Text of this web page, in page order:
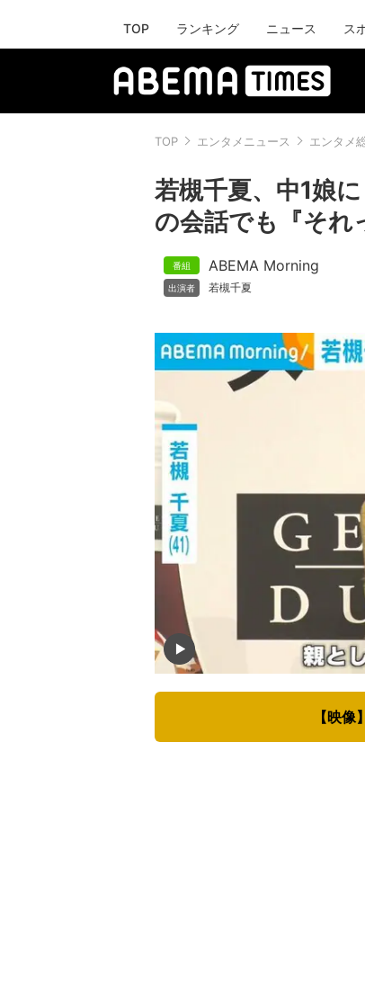
TOP ランキング ニュース ス
TOP エンタメニュース エンタメ
若槻千夏、中1娘
の会話でも『それ
ABEMA Morning
若槻千夏
【映